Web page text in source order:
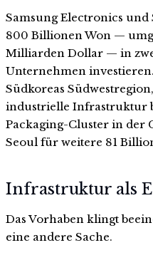
Samsung Electronics
800 Billionen Won —
Milliarden Dollar — in
Unternehmen
Südkoreas
industrielle Infrastruktur
Packaging-Cluster in der
Seoul für weitere 81
Infrastruktur als
Das Vorhaben klingt
eine andere Sache.